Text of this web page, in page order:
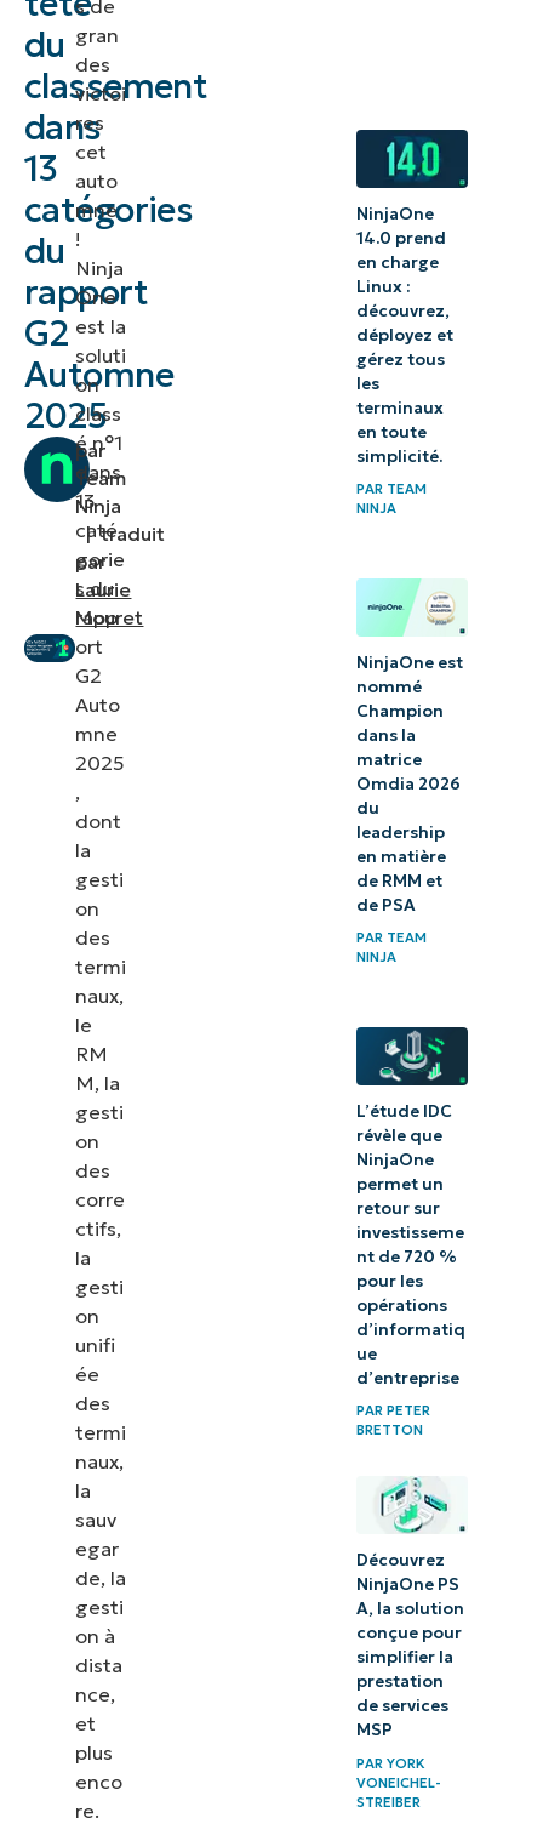
du
classement
dans
13
catégories
du
rapport
G2
Automne
2025
par
Team
Ninja
|traduit
par
Laurie
Mouret
2025
disent
clients
rapports
s de
gran
des
victoi
res
cet
auto
mne
!
Ninja
One
est la
soluti
on
class
é n°1
dans
13
caté
gorie
s du
rapp
ort
G2
Auto
mne
2025
,
dont
la
gesti
on
des
termi
naux,
le
RM
M, la
gesti
on
des
corre
ctifs,
la
gesti
on
unifi
ée
des
termi
naux,
la
sauv
egar
de, la
gesti
on à
dista
nce,
et
plus
enco
re.
NinjaOne
14.0 prend
en charge
Linux :
découvrez,
déployez et
gérez tous
les
terminaux
en toute
simplicité.
PAR TEAM
NINJA
NinjaOne est
nommé
Champion
dans la
matrice
Omdia 2026
du
leadership
en matière
de RMM et
de PSA
PAR TEAM
NINJA
L’étude IDC
révèle que
NinjaOne
permet un
retour sur
investisseme
nt de 720 %
pour les
opérations
d’informatiq
ue
d’entreprise
PAR PETER
BRETTON
Découvrez
NinjaOne PS
A, la solution
conçue pour
simplifier la
prestation
de services
MSP
PAR YORK
VONEICHEL-
STREIBER